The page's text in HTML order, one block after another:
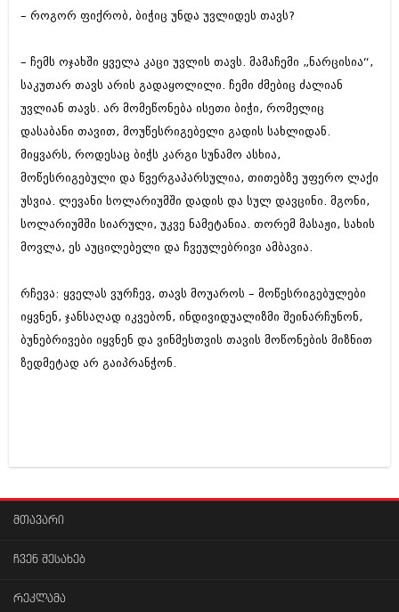
ივლისი 2009 (118)
ოქტომბერი 0215 (1)
აგვისტო 0215 (2)
აგვისტო 0212 (1)
ივნისი 0212 (2)
ნოემბერი 0201 (1)
– როგორ ფიქრობ, ბიჭიც უნდა უვლიდეს თავს?
– ჩემს ოჯახში ყველა კაცი უვლის თავს. მამაჩემი „ნარცისია“,
საკუთარ თავს არის გადაყოლილი. ჩემი ძმებიც ძალიან
უვლიან თავს. არ მომეწონება ისეთი ბიჭი, რომელიც
დასაბანი თავით, მოუწესრიგებელი გადის სახლიდან.
მიყვარს, როდესაც ბიჭს კარგი სუნამო ასხია,
მოწესრიგებული და წვერგაპარსულია, თითებზე უფერო ლაქი
უსვია. ლევანი სოლარიუმში დადის და სულ დავცინი. მგონი,
სოლარიუმში სიარული, უკვე ნამეტანია. თორემ მასაჟი, სახის
მოვლა, ეს აუცილებელი და ჩვეულებრივი ამბავია.
რჩევა: ყველას ვურჩევ, თავს მოუაროს – მოწესრიგებულები
იყვნენ, ჯანსაღად იკვებონ, ინდივიდუალიზმი შეინარჩუნონ,
ბუნებრივები იყვნენ და ვინმესთვის თავის მოწონების მიზნით
ზედმეტად არ გაიპრანჭონ.
მთავარი
ჩვენ შესახებ
რეკლამა